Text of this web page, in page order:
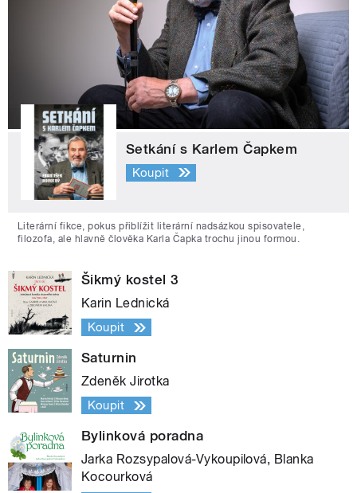
Setkání s Karlem Čapkem
Koupit
Literární fikce, pokus přiblížit literární nadsázkou spisovatele,
filozofa, ale hlavně člověka Karla Čapka trochu jinou formou.
Šikmý kostel 3
Karin Lednická
Koupit
Saturnin
Zdeněk Jirotka
Koupit
Bylinková poradna
Jarka Rozsypalová-Vykoupilová, Blanka
Kocourková